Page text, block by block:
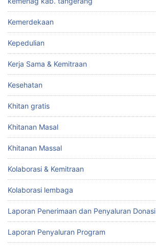
Kemerdekaan
Kepedulian
Kerja Sama & Kemitraan
Kesehatan
Khitan gratis
Khitanan Masal
Khitanan Massal
Kolaborasi & Kemitraan
Kolaborasi lembaga
Laporan Penerimaan dan Penyaluran Donasi
Laporan Penyaluran Program